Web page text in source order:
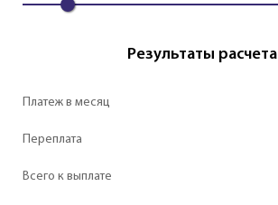
Результаты расчета
Платеж в месяц
Переплата
Всего к выплате